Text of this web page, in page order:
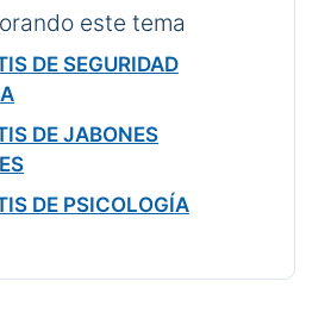
este tema
DE SEGURIDAD
DE JABONES
DE PSICOLOGÍA